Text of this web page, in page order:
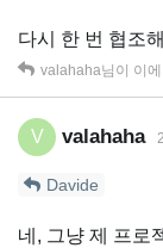
다시 한 번 협조
valahaha님이 이
V valahaha
Davide
네, 그냥 제 프로